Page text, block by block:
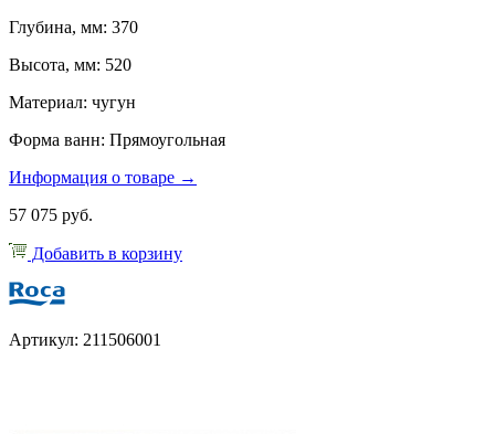
Глубина, мм: 370
Высота, мм: 520
Материал: чугун
Форма ванн: Прямоугольная
Информация о товаре →
57 075 руб.
Добавить в корзину
Артикул: 211506001